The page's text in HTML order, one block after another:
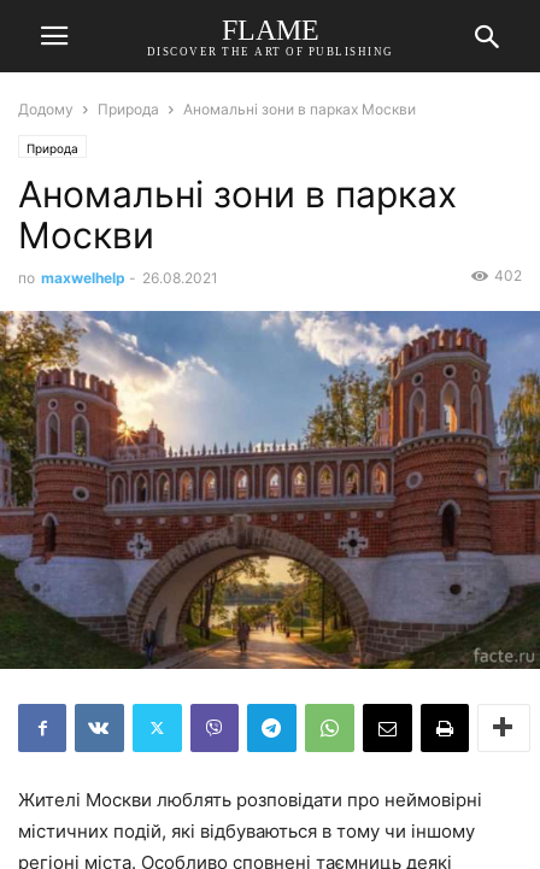
FLAME
DISCOVER THE ART OF PUBLISHING
Додому Природа Аномальні зони в парках Москви
Природа
Аномальні зони в парках
Москви
по maxwelhelp - 26.08.2021 402
Жителі Москви люблять розповідати про неймовірні
містичних подій, які відбуваються в тому чи іншому
регіоні міста. Особливо сповнені таємниць деякі